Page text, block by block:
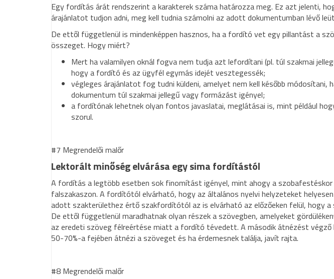
Egy fordítás árát rendszerint a karakterek száma határozza meg. Ez azt jelenti,
árajánlatot tudjon adni, meg kell tudnia számolni az adott dokumentumban lévő
De ettől függetlenül is mindenképpen hasznos, ha a fordító vet egy pillantást a
összeget. Hogy miért?
Mert ha valamilyen oknál fogva nem tudja azt lefordítani (pl. túl szakmai
hogy a fordító és az ügyfél egymás idejét vesztegessék;
végleges árajánlatot fog tudni küldeni, amelyet nem kell később módosítani,
dokumentum túl szakmai jellegű vagy formázást igényel;
a fordítónak lehetnek olyan fontos javaslatai, meglátásai is, mint például
szorul.
#7 Megrendelői malőr
Lektorált minőség elvárása egy sima fordítástól
A fordítás a legtöbb esetben sok finomítást igényel, mint ahogy a
falszakaszon. A fordítótól elvárható, hogy az általános nyelvi helyzeteket
adott szakterülethez értő szakfordítótól az is elvárható az előzőeken felül, hogy a
De ettől függetlenül maradhatnak olyan részek a szövegben, amelyeket
az eredeti szöveg félreértése miatt a fordító tévedett. A második átnézést
50-70%-a fejében átnézi a szöveget és ha érdemesnek találja, javít rajta.
#8 Megrendelői malőr